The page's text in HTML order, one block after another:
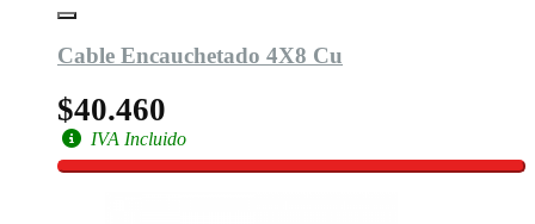
Cable Encauchetado 4X8 Cu
$40.460
IVA Incluido